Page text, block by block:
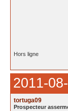
Hors ligne
2011-
tortuga09
Prospecteur